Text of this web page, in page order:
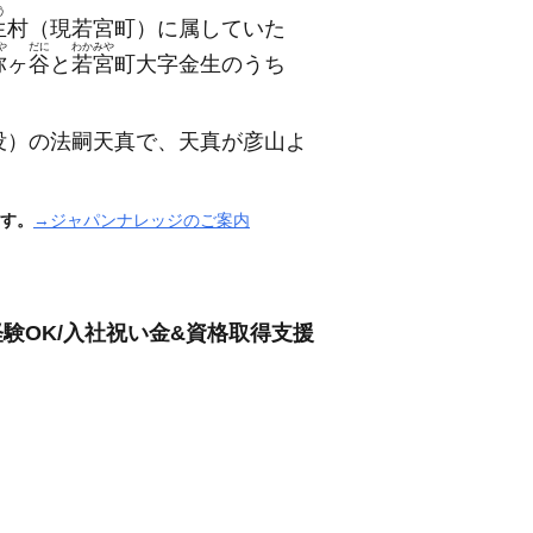
村 （現若宮町） に属していた
ヶ谷
だに
と 若宮
わかみや
町大字金生のうち
の法嗣天真で、天真が彦山よ
。 →ジャパンナレッジのご案内
OK/入社祝い金&資格取得支援